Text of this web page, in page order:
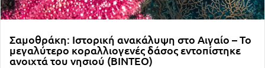
Σαμοθράκη: Ιστορική ανακάλυψη στο Αιγαίο – Το
μεγαλύτερο κοραλλιογενές δάσος εντοπίστηκε
ανοιχτά του νησιού (ΒΙΝΤΕΟ)